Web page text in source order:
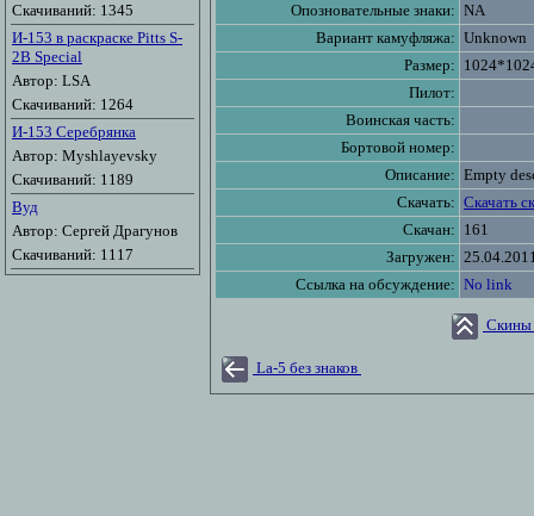
Скачиваний: 1345
И-153 в раскраске Pitts S-
2B Special
Автор: LSA
Скачиваний: 1264
И-153 Серебрянка
Автор: Myshlayevsky
Скачиваний: 1189
Вуд
Автор: Сергей Драгунов
Скачиваний: 1117
Опозновательные знаки: NA
Вариант камуфляжа: Unknown
Размер:
Пилот:
Воинская часть:
Бортовой номер:
Описание: Empty
Скачать: Скачать
Скачан: 161
Загружен:
Ссылка на обсуждение: No link
Скины
La-5 без знаков